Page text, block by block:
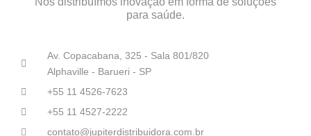
para saúde.
Av. Copacabana, 325 - Sala 801/820
Alphaville - Barueri - SP
+55 11 4526-7623
+55 11 4527-2222
contato@jupiterdistribuidora.com.br